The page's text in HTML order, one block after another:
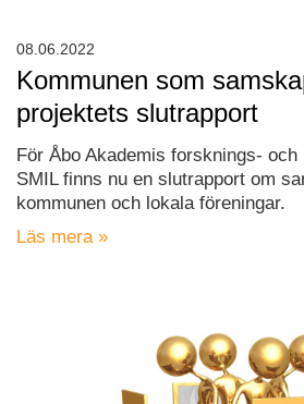
Kommunen som
projektets slutrapport
För Åbo Akademis forsknings-
SMIL finns nu en slutrapport om
kommunen och lokala föreningar.
Läs mera »
08.06.2022